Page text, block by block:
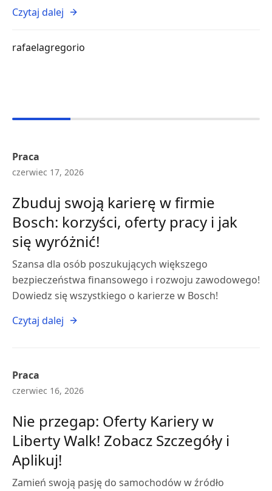
Czytaj dalej
rafaelagregorio
Praca
czerwiec 17, 2026
Zbuduj swoją karierę w firmie
Bosch: korzyści, oferty pracy i jak
się wyróżnić!
Szansa dla osób poszukujących większego
bezpieczeństwa finansowego i rozwoju zawodowego!
Dowiedz się wszystkiego o karierze w Bosch!
Czytaj dalej
Praca
czerwiec 16, 2026
Nie przegap: Oferty Kariery w
Liberty Walk! Zobacz Szczegóły i
Aplikuj!
Zamień swoją pasję do samochodów w źródło